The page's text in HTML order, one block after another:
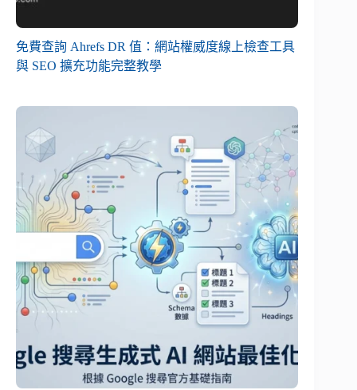
免費查詢 Ahrefs DR 值：網站權威度線上檢查工具
與 SEO 擴充功能完整教學